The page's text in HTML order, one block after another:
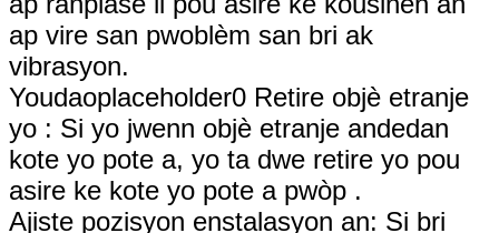
ap vire san pwoblèm san bri ak
vibrasyon.
Youdaoplaceholder0 Retire objè etranje
yo ‌: Si yo jwenn objè etranje andedan
kote yo pote a, yo ta dwe retire yo pou
asire ke kote yo pote a pwòp ‌.
Ajiste pozisyon enstalasyon an: Si bri